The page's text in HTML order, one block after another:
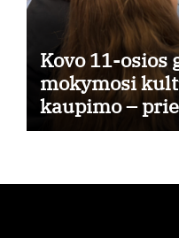
Kovo 11-osios
mokymosi
kaupimo –
taikymo